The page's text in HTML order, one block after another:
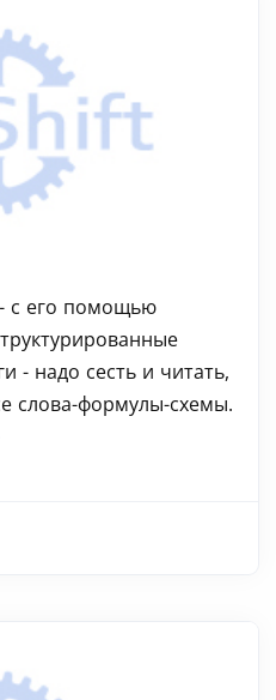
с его помощью
- надо сесть и читать,
слова-формулы-схемы.